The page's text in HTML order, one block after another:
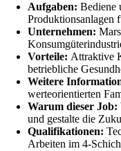
Aufgaben: Bediene
Produktionsanlagen
Unternehmen:
Vorteile: Attraktive
betriebliche
Weitere
werteorientierten
Warum dieser Job:
und gestalte die
Qualifikationen:
Arbeiten im 4-